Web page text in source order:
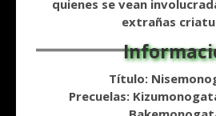
quienes se vean
extrañas
Título:
Precuelas: